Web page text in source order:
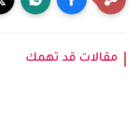
مقالات قد تهمك